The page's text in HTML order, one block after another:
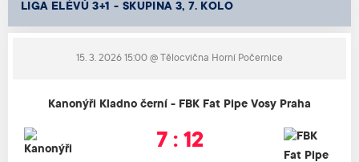
LIGA ELÉVŮ 3+1 - SKUPINA 3, 7. KOLO
15. 3. 2026 15:00 @ Tělocvična Horní Počernice
Kanonýři Kladno černí - FBK Fat Pipe Vosy Praha
7 : 12